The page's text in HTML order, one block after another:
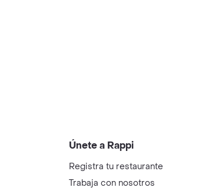
Únete a Rappi
Registra tu restaurante
Trabaja con nosotros